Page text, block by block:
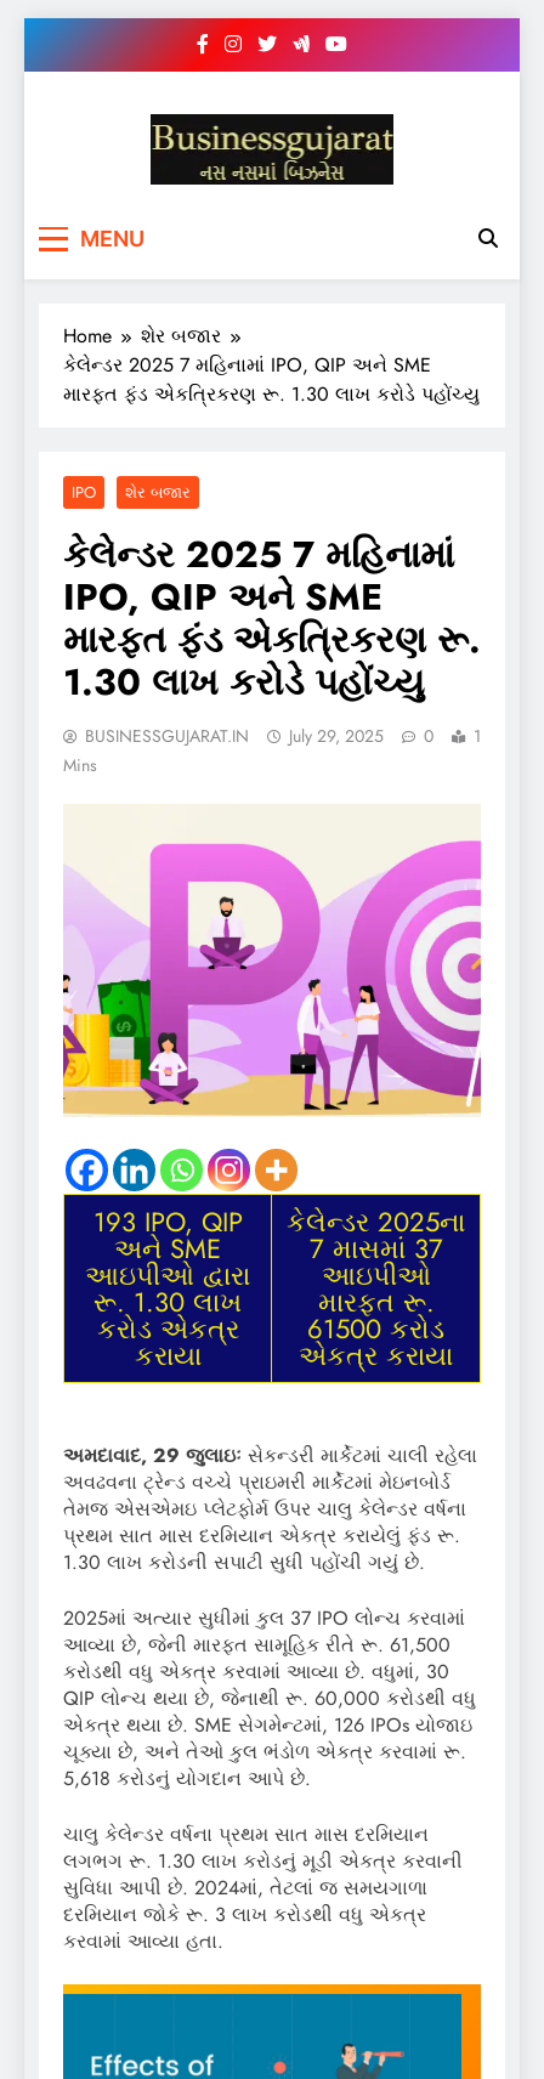
BUSINESS GUJARAT
MENU
Home
શેર બજાર
કેલેન્ડર 2025 7 મહિનામાં IPO, QIP અને SME
મારફત ફંડ એકત્રિકરણ રૂ. 1.30 લાખ કરોડે પહોંચ્યુ
IPO શેર બજાર
કેલેન્ડર 2025 7 મહિનામાં
IPO, QIP અને SME
મારફત ફંડ એકત્રિકરણ રૂ.
1.30 લાખ કરોડે પહોંચ્યુ
BUSINESSGUJARAT.IN July 29, 2025 0
1
Mins
193 IPO, QIP
અને SME
આઇપીઓ દ્વારા
રૂ. 1.30 લાખ
કરોડ એકત્ર
કરાયા
કેલેન્ડર 2025ના
7 માસમાં 37
આઇપીઓ
મારફત રૂ.
61500 કરોડ
એકત્ર કરાયા
અમદાવાદ, 29 જુલાઇઃ સેકન્ડરી માર્કેટમાં ચાલી રહેલા
અવઢવના ટ્રેન્ડ વચ્ચે પ્રાઇમરી માર્કેટમાં મેઇનબોર્ડ
તેમજ એસએમઇ પ્લેટફોર્મ ઉપર ચાલુ કેલેન્ડર વર્ષના
પ્રથમ સાત માસ દરમિયાન એકત્ર કરાયેલું ફંડ રૂ.
1.30 લાખ કરોડની સપાટી સુધી પહોંચી ગયું છે.
2025માં અત્યાર સુધીમાં કુલ 37 IPO લોન્ચ કરવામાં
આવ્યા છે, જેની મારફત સામૂહિક રીતે રૂ. 61,500
કરોડથી વધુ એકત્ર કરવામાં આવ્યા છે. વધુમાં, 30
QIP લોન્ચ થયા છે, જેનાથી રૂ. 60,000 કરોડથી વધુ
એકત્ર થયા છે. SME સેગમેન્ટમાં, 126 IPOs યોજાઇ
ચૂક્યા છે, અને તેઓ કુલ ભંડોળ એકત્ર કરવામાં રૂ.
5,618 કરોડનું યોગદાન આપે છે.
ચાલુ કેલેન્ડર વર્ષના પ્રથમ સાત માસ દરમિયાન
લગભગ રૂ. 1.30 લાખ કરોડનું મૂડી એકત્ર કરવાની
સુવિધા આપી છે. 2024માં, તેટલાં જ સમયગાળા
દરમિયાન જોકે રૂ. 3 લાખ કરોડથી વધુ એકત્ર
કરવામાં આવ્યા હતા.